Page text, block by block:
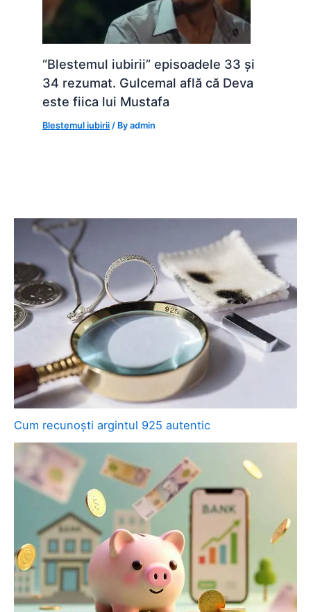
“Blestemul iubirii” episoadele 33 și
34 rezumat. Gulcemal află că Deva
este fiica lui Mustafa
Blestemul iubirii / Byadmin
Cum recunoști argintul 925 autentic